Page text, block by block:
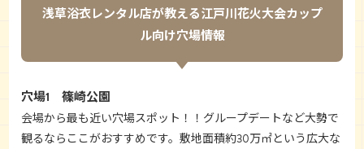
浅草浴衣レンタル店が教える江戸川花火大会カップ
ル向け穴場情報
穴場1 篠崎公園
会場から最も近い穴場スポット！！グループデートなど大勢で
観るならここがおすすめです。敷地面積約30万㎡という広大な